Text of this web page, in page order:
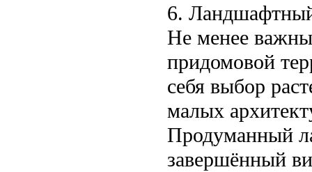
6.
Не менее
придомовой
себя выбор
малых
Продуманный
завершённый